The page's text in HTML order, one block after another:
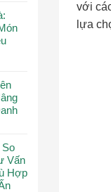
Vấn
Hợp
với
lựa